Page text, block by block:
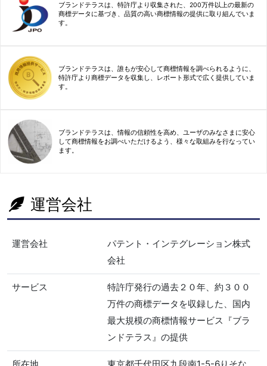
ブランドテラスは、特許庁より収集された、200万件以上の最新の
商標データに基づき、品質の高い商標情報の提供に取り組んでいま
す。
ブランドテラスは、誰もが安心して商標情報を調べられるように、
特許庁より商標データを収集し、レポート形式で広く提供していま
す。
ブランドテラスは、情報の信頼性を高め、ユーザのみなさまに安心
して商標情報をお調べいただけるよう、様々な取組みを行なってい
ます。
運営会社
運営会社
パテント・インテグレーション株式
会社
サービス
特許庁発行の過去２０年、約３００
万件の商標データを収録した、国内
最大規模の商標情報サービス『ブラ
ンドテラス』の提供